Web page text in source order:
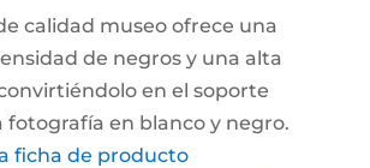
calidad museo ofrece una
de negros y una alta
en el soporte
fotografía en blanco y negro.
ficha de producto